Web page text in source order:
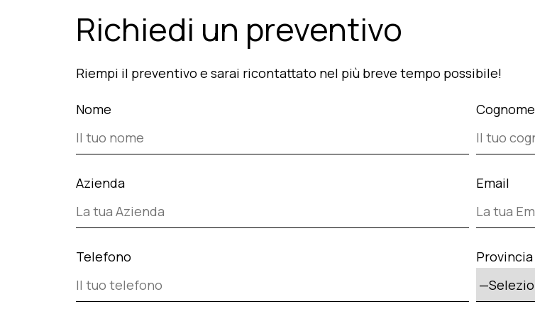
Richiedi un preventivo
Riempi il preventivo e sarai ricontattato nel più breve tempo possibile!
Nome Cognome
Azienda Email
Telefono Provincia